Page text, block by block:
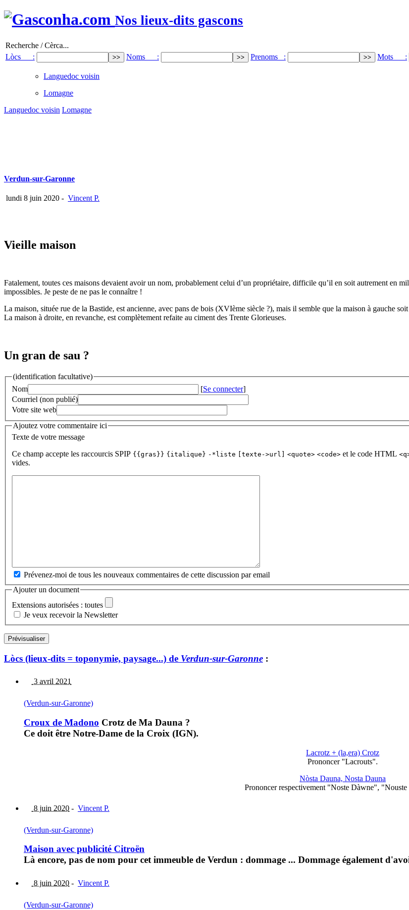
Nos lieux-dits gascons
Recherche / Cèrca...
Lòcs :
Noms : Prenoms : Mots :
Languedoc voisin
Lomagne
Languedoc voisin Lomagne
Verdun-sur-Garonne
lundi 8 juin 2020 - Vincent P.
Vieille maison
Fatalement, toutes ces maisons devaient avoir un nom, probablement celui d’un propriétaire, difficile qu’il en soit autrement en
impossibles. Je peste de ne pas le connaître !
La maison, située rue de la Bastide, est ancienne, avec pans de bois (XVIème siècle ?), mais il semble que la maison à gauche
La maison à droite, en revanche, est complètement refaite au ciment des Trente Glorieuses.
Un gran de sau ?
(identification facultative)
Nom
[Se connecter]
Courriel (non publié)
Votre site web
Ajoutez votre commentaire ici
Texte de votre message
Ce champ accepte les raccourcis SPIP {{gras}} {italique} -*liste [texte->url] <quote> <code> et le code HTML
vides.
Prévenez-moi de tous les nouveaux commentaires de cette discussion par email
Ajouter un document
Extensions autorisées : toutes
Je veux recevoir la Newsletter
Lòcs (lieux-dits = toponymie, paysage...) de Verdun-sur-Garonne :
3 avril 2021
(Verdun-sur-Garonne)
Croux de Madono Crotz de Ma Dauna ?
Ce doit être Notre-Dame de la Croix (IGN).
Lacrotz + (la,era) Crotz
Prononcer "Lacrouts".
Nòsta Dauna, Nosta Dauna
Prononcer respectivement "Noste Dàwne",
8 juin 2020 - Vincent P.
(Verdun-sur-Garonne)
Maison avec publicité Citroën
Là encore, pas de nom pour cet immeuble de Verdun : dommage ... Dommage également
8 juin 2020 - Vincent P.
(Verdun-sur-Garonne)